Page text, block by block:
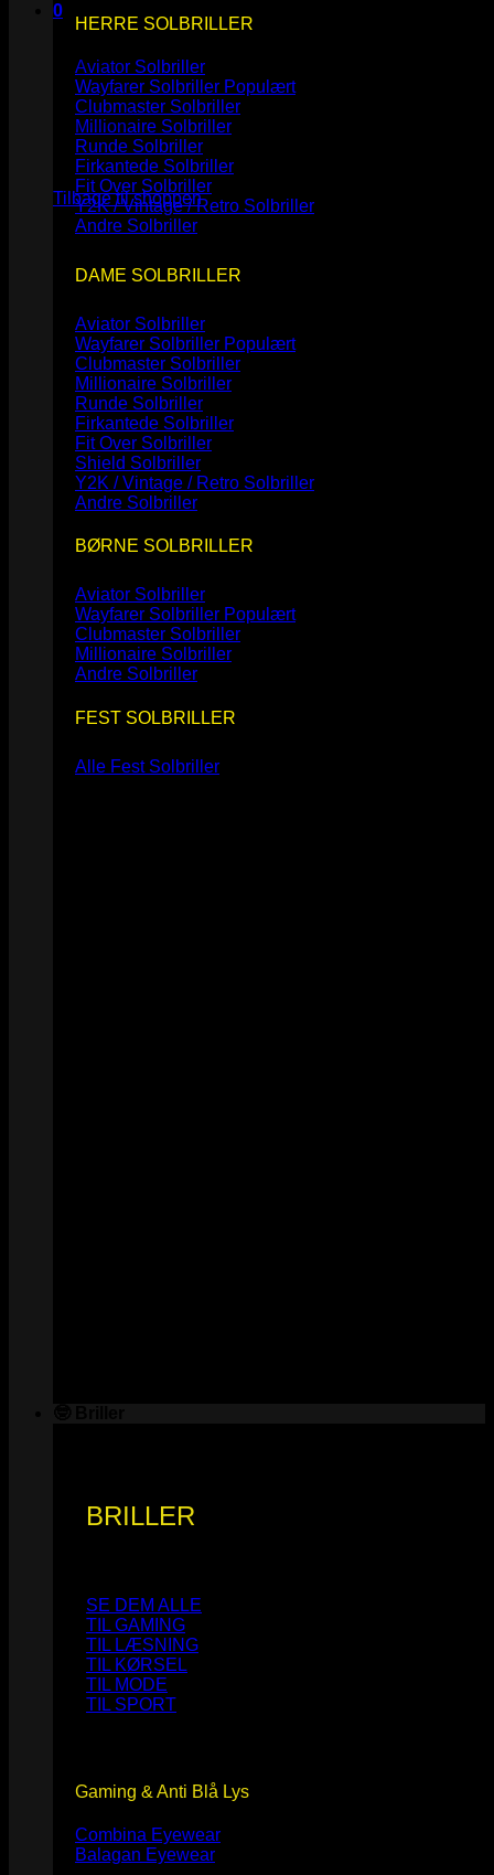
0
Kurv
Ingen varer i kurven.
Tilbage til shoppen
HERRE SOLBRILLER
Aviator Solbriller
Wayfarer Solbriller
Clubmaster Solbriller
Millionaire Solbriller
Runde Solbriller
Firkantede Solbriller
Fit Over Solbriller
Y2K / Vintage / Retro Solbriller
Andre Solbriller
DAME SOLBRILLER
Aviator Solbriller
Wayfarer Solbriller
Clubmaster Solbriller
Millionaire Solbriller
Runde Solbriller
Firkantede Solbriller
Fit Over Solbriller
Shield Solbriller
Y2K / Vintage / Retro Solbriller
Andre Solbriller
BØRNE SOLBRILLER
Aviator Solbriller
Wayfarer Solbriller
Clubmaster Solbriller
Millionaire Solbriller
Andre Solbriller
FEST SOLBRILLER
Alle Fest Solbriller
BRILLER
SE DEM ALLE
TIL GAMING
TIL LÆSNING
TIL KØRSEL
TIL MODE
TIL SPORT
Gaming & Anti Blå Lys
Combina Eyewear
Balagan Eyewear